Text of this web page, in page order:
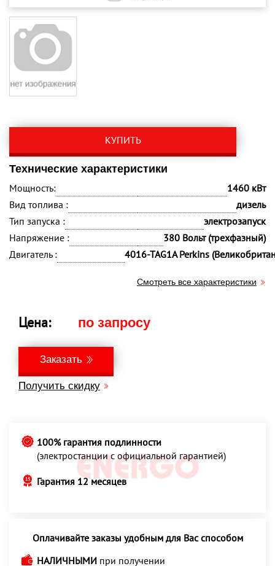
КУПИТЬ
Технические характеристики
Мощность:
1460 кВт
Вид топлива :
дизель
Тип запуска :
электрозапуск
Напряжение :
380 Вольт (трехфазный)
Двигатель :
4016-TAG1A Perkins
Смотреть все характеристики
Цена: по запросу
Заказать
Получить скидку
100% гарантия подлинности
(электростанции с официальной гарантией)
Гарантия 12 месяцев
Оплачивайте заказы удобным для Вас способом
НАЛИЧНЫМИ при получении